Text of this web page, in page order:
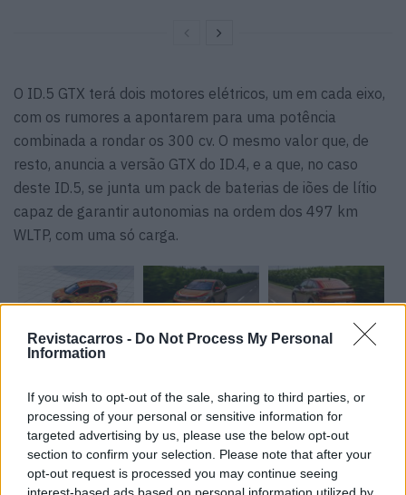
Revistacarros - Do Not Process My Personal
Information
If you wish to opt-out of the sale, sharing to third parties, or
processing of your personal or sensitive information for
targeted advertising by us, please use the below opt-out
section to confirm your selection. Please note that after your
opt-out request is processed you may continue seeing
O ID.5 GTX terá dois motores elétricos, um em cada eixo,
com os rumores a apontarem para uma potência
combinada a rondar os 300 cv. O mesmo valor que, de
resto, anuncia a versão GTX do ID.4, e a que, no caso
deste ID.5, se junta um pack de baterias de iões de lítio
capaz de garantir autonomias na ordem dos 497 km
WLTP, com uma só carga.
Tags: Volkswagen ID.5